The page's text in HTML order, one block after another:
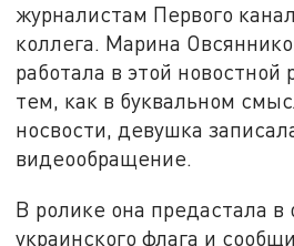
журналистам Первого
коллега. Марина
работала в этой
тем, как в буквальном
носвости, девушка
видеообращение.
В ролике она предастала
украинского флага и